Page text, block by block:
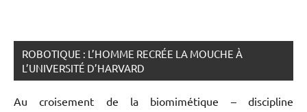
ROBOTIQUE : L’HOMME RECRÉE LA MOUCHE À
L’UNIVERSITÉ D’HARVARD
Au croisement de la biomimétique – discipline